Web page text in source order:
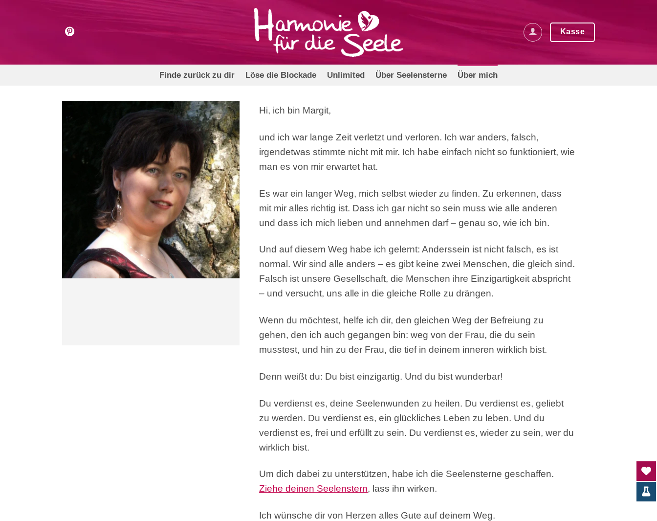
Kasse
Finde zurück zu dir Löse die Blockade Unlimited Über Seelensterne Über mich
Hi, ich bin Margit,
und ich war lange Zeit verletzt und verloren. Ich war anders, falsch,
irgendetwas stimmte nicht mit mir. Ich habe einfach nicht so funktioniert, wie
man es von mir erwartet hat.
Es war ein langer Weg, mich selbst wieder zu finden. Zu erkennen, dass
mit mir alles richtig ist. Dass ich gar nicht so sein muss wie alle anderen
und dass ich mich lieben und annehmen darf – genau so, wie ich bin.
Und auf diesem Weg habe ich gelernt: Anderssein ist nicht falsch, es ist
normal. Wir sind alle anders – es gibt keine zwei Menschen, die gleich sind.
Falsch ist unsere Gesellschaft, die Menschen ihre Einzigartigkeit abspricht
– und versucht, uns alle in die gleiche Rolle zu drängen.
Wenn du möchtest, helfe ich dir, den gleichen Weg der Befreiung zu
gehen, den ich auch gegangen bin: weg von der Frau, die du sein
musstest, und hin zu der Frau, die tief in deinem inneren wirklich bist.
Denn weißt du: Du bist einzigartig. Und du bist wunderbar!
Du verdienst es, deine Seelenwunden zu heilen. Du verdienst es, geliebt
zu werden. Du verdienst es, ein glückliches Leben zu leben. Und du
verdienst es, frei und erfüllt zu sein. Du verdienst es, wieder zu sein, wer du
wirklich bist.
Um dich dabei zu unterstützen, habe ich die Seelensterne geschaffen.
Ziehe deinen Seelenstern, lass ihn wirken.
Ich wünsche dir von Herzen alles Gute auf deinem Weg.